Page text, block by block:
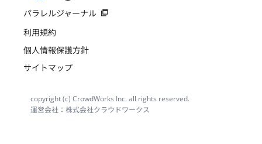
パラレルジャーナル
利用規約
個人情報保護方針
サイトマップ
copyright (c) CrowdWorks Inc. all rights reserved.
運営会社：株式会社クラウドワークス